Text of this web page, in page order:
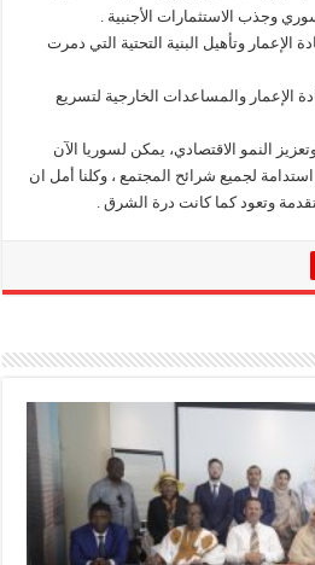
وجذب الاستثمارات الأجنبية .
وتأهيل البنية التحتية التي دمرت
الإعمار والمساعدات الخارجية لتسريع
النمو الاقتصادي، يمكن لسوريا الآن
لجميع شرائح المجتمع ، وكلنا أمل ان
وتعود كما كانت درة الشرق .